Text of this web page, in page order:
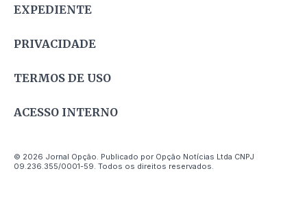
EXPEDIENTE
PRIVACIDADE
TERMOS DE USO
ACESSO INTERNO
© 2026 Jornal Opção. Publicado por Opção Notícias Ltda CNPJ
09.236.355/0001-59. Todos os direitos reservados.